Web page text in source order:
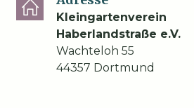
Kleingartenverein
Haberlandstraße e.V.
Wachteloh 55
44357 Dortmund